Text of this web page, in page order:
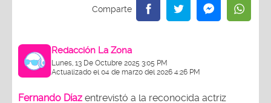
Redacción La Zona
Lunes, 13 De Octubre 2025 3:05 PM
Actualizado el 04 de marzo del 2026 4:26 PM
Fernando Díaz entrevistó a la reconocida actriz